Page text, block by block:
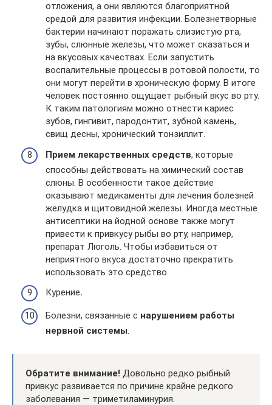
отложения, а они являются благоприятной
средой для развития инфекции. Болезнетворные
бактерии начинают поражать слизистую рта,
зубы, слюнные железы, что может сказаться и
на вкусовых качествах. Если запустить
воспалительные процессы в ротовой полости, то
они могут перейти в хроническую форму. В итоге
человек постоянно ощущает рыбный вкус во рту.
К таким патологиям можно отнести кариес
зубов, гингивит, пародонтит, зубной камень,
свищ десны, хронический тонзиллит.
Прием лекарственных средств, которые
способны действовать на химический состав
слюны. В особенности такое действие
оказывают медикаменты для лечения болезней
желудка и щитовидной железы. Иногда местные
антисептики на йодной основе также могут
привести к привкусу рыбы во рту, например,
препарат Люголь. Чтобы избавиться от
неприятного вкуса достаточно прекратить
использовать это средство.
Курение.
Болезни, связанные с нарушением работы
нервной системы.
Обратите внимание! Довольно редко рыбный
привкус развивается по причине крайне редкого
заболевания — триметиламинурия.